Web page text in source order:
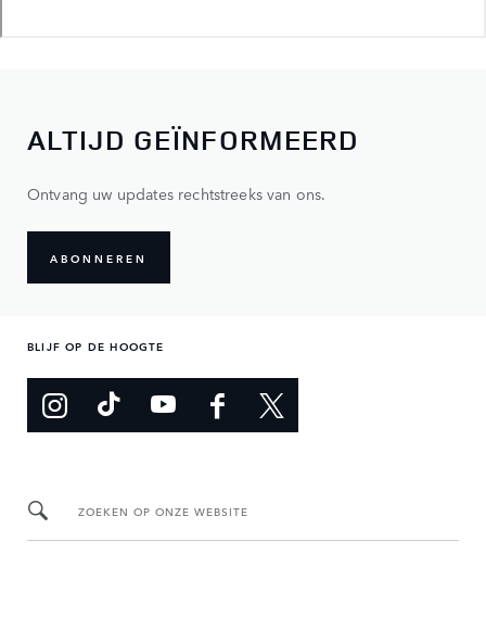
ALTIJD GEÏNFORMEERD
Ontvang uw updates rechtstreeks van ons.
ABONNEREN
BLIJF OP DE HOOGTE
ZOEKEN OP ONZE WEBSITE